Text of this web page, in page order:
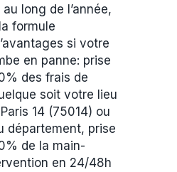
long de l’année,
formule
si votre
en panne: prise
des frais de
soit votre lieu
14 (75014) ou
département, prise
de la main-
en 24/48h